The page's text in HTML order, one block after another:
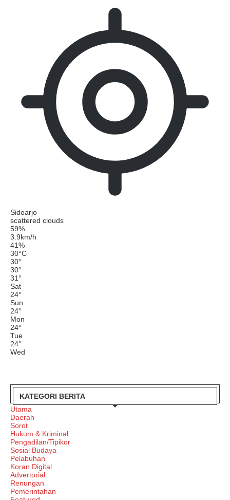
Sidoarjo
scattered clouds
59%
3.9km/h
41%
30°C
30°
30°
31 °
Sat
24°
Sun
24°
Mon
24°
Tue
24°
Wed
KATEGORI BERITA
Utama
Daerah
Sorot
Hukum & Kriminal
Pengadilan/Tipikor
Sosial Budaya
Pelabuhan
Koran Digital
Advertorial
Renungan
Pemerintahan